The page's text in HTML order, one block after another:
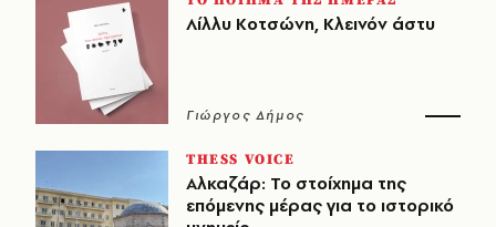
Λίλλυ Κοτσώνη, Κλεινόν άστυ
Γιώργος Δήμος
THESS VOICE
Αλκαζάρ: Το στοίχημα της
επόμενης μέρας για το ιστορικό